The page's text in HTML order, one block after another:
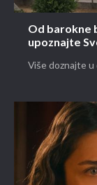
Od barokne
upoznajte
Više doznajte